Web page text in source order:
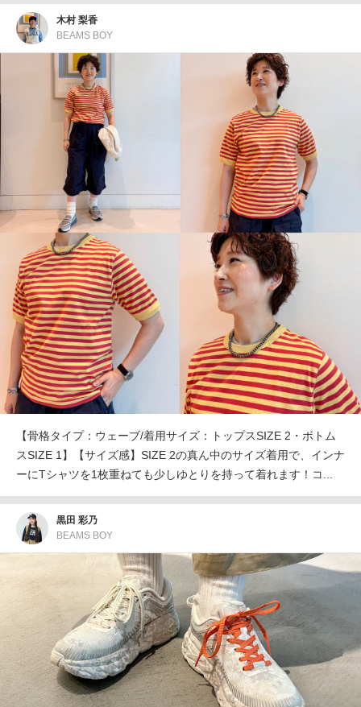
木村 梨香
BEAMS BOY
【骨格タイプ：ウェーブ/着用サイズ：トップスSIZE 2・ボトム
スSIZE 1】【サイズ感】SIZE 2の真ん中のサイズ着用で、インナ
ーにTシャツを1枚重ねても少しゆとりを持って着れます！コ...
黒田 彩乃
BEAMS BOY